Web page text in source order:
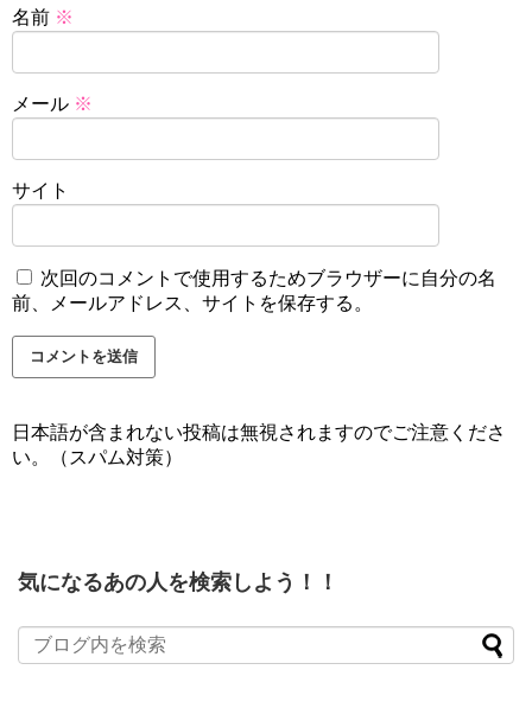
名前 ※
メール ※
サイト
次回のコメントで使用するためブラウザーに自分の名
前、メールアドレス、サイトを保存する。
日本語が含まれない投稿は無視されますのでご注意くださ
い。（スパム対策）
気になるあの人を検索しよう！！